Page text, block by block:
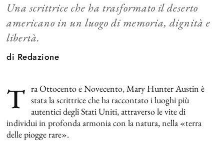
Una scrittrice che ha trasformato il deserto
americano in un luogo di memoria, dignità e
libertà.
di Redazione
T ra Ottocento e Novecento, Mary Hunter Austin è
stata la scrittrice che ha raccontato i luoghi più
autentici degli Stati Uniti, attraverso le vite di
individui in profonda armonia con la natura, nella «terra
delle piogge rare».